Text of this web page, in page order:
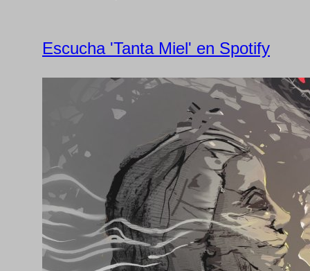
Escucha 'Tanta Miel' en Spotify